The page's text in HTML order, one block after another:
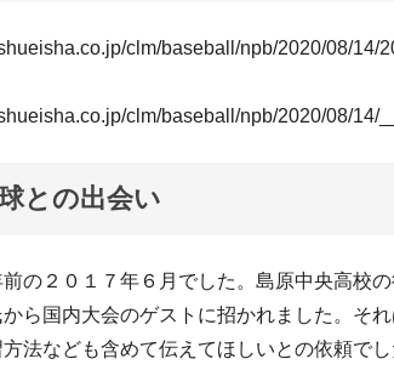
clm/baseball/npb/2020/08/14/
clm/baseball/npb/2020/08/14/
との出会い
の２０１７年６月でした。島原中央高校
ら国内大会のゲストに招かれました。そ
法なども含めて伝えてほしいとの依頼で